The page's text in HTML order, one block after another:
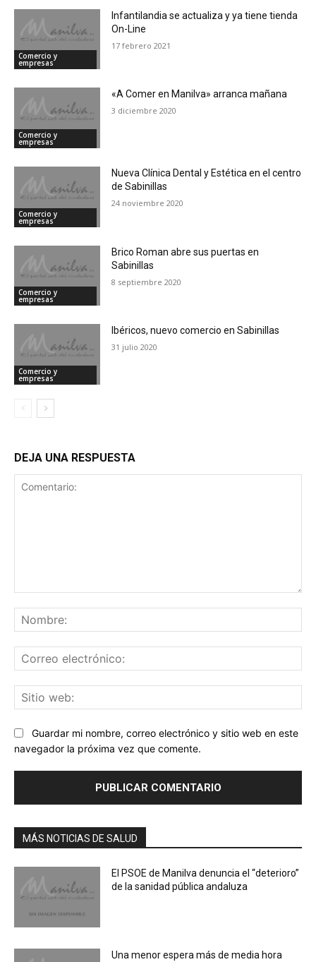
Comercio y
empresas
Infantilandia se actualiza y ya tiene tienda
On-Line
17 febrero 2021
Comercio y
empresas
«A Comer en Manilva» arranca mañana
3 diciembre 2020
Comercio y
empresas
Nueva Clínica Dental y Estética en el centro
de Sabinillas
24 noviembre 2020
Comercio y
empresas
Brico Roman abre sus puertas en
Sabinillas
8 septiembre 2020
Comercio y
empresas
Ibéricos, nuevo comercio en Sabinillas
31 julio 2020
DEJA UNA RESPUESTA
Guardar mi nombre, correo electrónico y sitio web en este
navegador la próxima vez que comente.
MÁS NOTICIAS DE SALUD
El PSOE de Manilva denuncia el “deterioro”
de la sanidad pública andaluza
Una menor espera más de media hora